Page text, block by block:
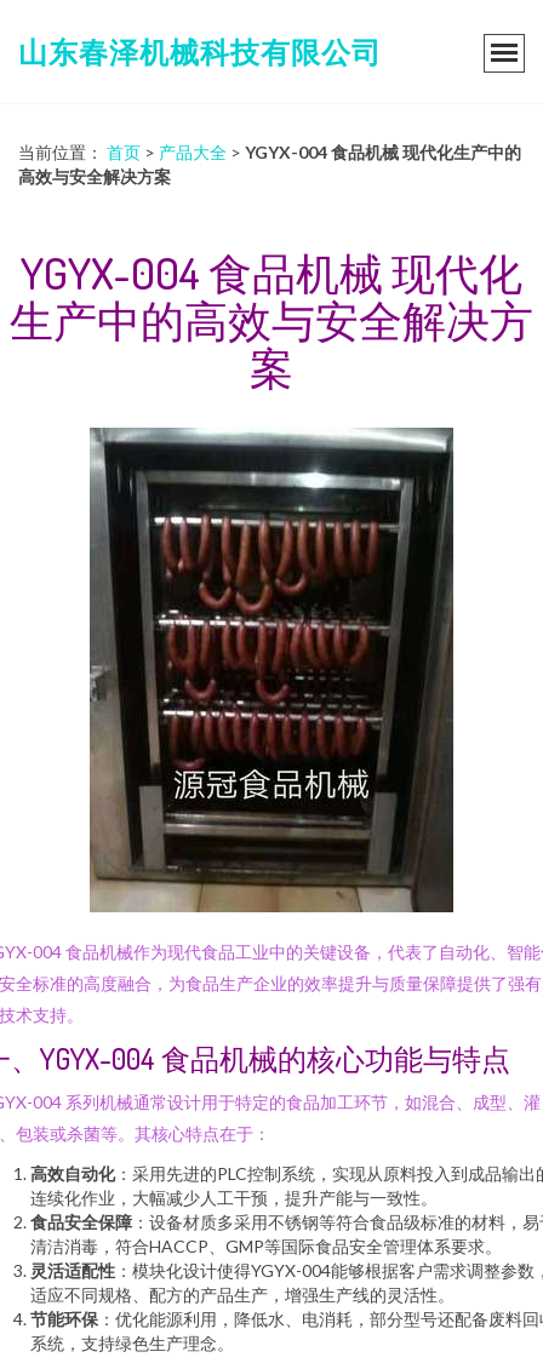
山东春泽机械科技有限公司
当前位置： 首页 > 产品大全 > YGYX-004 食品机械 现代化生产中的
高效与安全解决方案
YGYX-004 食品机械 现代化
生产中的高效与安全解决方
案
004 食品机械作为现代食品工业中的关键设备，代表了自动化、智
全标准的高度融合，为食品生产企业的效率提升与质量保障提供了强
术支持。
、YGYX-004 食品机械的核心功能与特点
004 系列机械通常设计用于特定的食品加工环节，如混合、成型、灌
包装或杀菌等。其核心特点在于：
高效自动化：采用先进的PLC控制系统，实现从原料投入到成品输出
连续化作业，大幅减少人工干预，提升产能与一致性。
食品安全保障 ：设备材质多采用不锈钢等符合食品级标准的材料，易
清洁消毒，符合HACCP、GMP等国际食品安全管理体系要求。
灵活适配性 ：模块化设计使得YGYX-004能够根据客户需求调整参数
适应不同规格、配方的产品生产，增强生产线的灵活性。
节能环保 ：优化能源利用，降低水、电消耗，部分型号还配备废料回
系统，支持绿色生产理念。